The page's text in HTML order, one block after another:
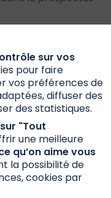
sur vos
pour faire
vos préférences de
diffuser des
des statistiques.
"Tout
une meilleure
qu’on aime vous
la possibilité de
cookies par
de souscrire
le
les
le DIC PRIIPs et
ci-dessous.